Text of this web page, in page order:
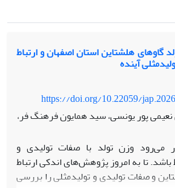
گاوهای هلشتاین استان اصفهان و ارتباط
آینده
https://doi.org/10.22059/
پور یونسی، سید همایون فرهنگ فر،
می‌رود وزن تولد با صفات تولیدی و
باشد. تا به امروز پژوهش‌های اندکی ارتباط
و صفات تولیدی و تولیدمثلی را بررسی